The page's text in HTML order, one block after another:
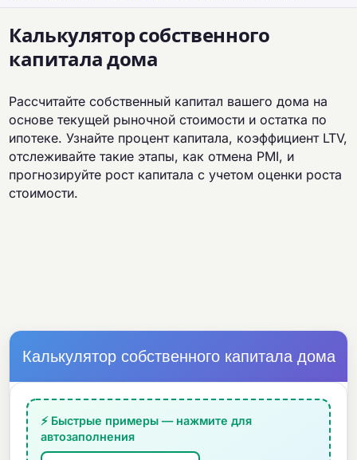
Калькулятор собственного
капитала дома
Рассчитайте собственный капитал вашего дома на
основе текущей рыночной стоимости и остатка по
ипотеке. Узнайте процент капитала, коэффициент LTV,
отслеживайте такие этапы, как отмена PMI, и
прогнозируйте рост капитала с учетом оценки роста
стоимости.
Калькулятор собственного капитала дома
⚡ Быстрые примеры — нажмите для
автозаполнения